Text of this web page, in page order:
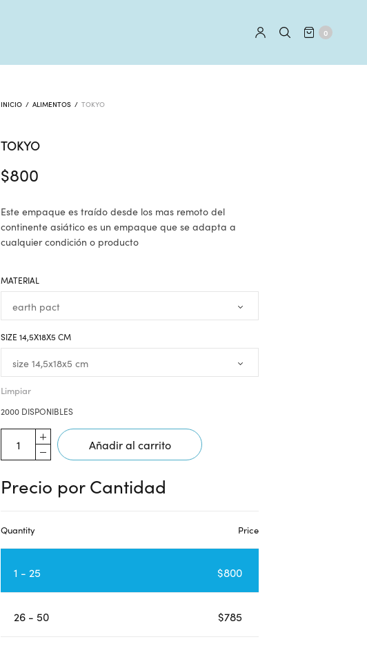
0
INICIO / ALIMENTOS / TOKYO
TOKYO
$800
Este empaque es traído desde los mas remoto del
continente asiático es un empaque que se adapta a
cualquier condición o producto
MATERIAL
SIZE 14,5X18X5 CM
Limpiar
2000 DISPONIBLES
Añadir al carrito
Precio por Cantidad
Quantity Price
1 - 25 $800
26 - 50 $785